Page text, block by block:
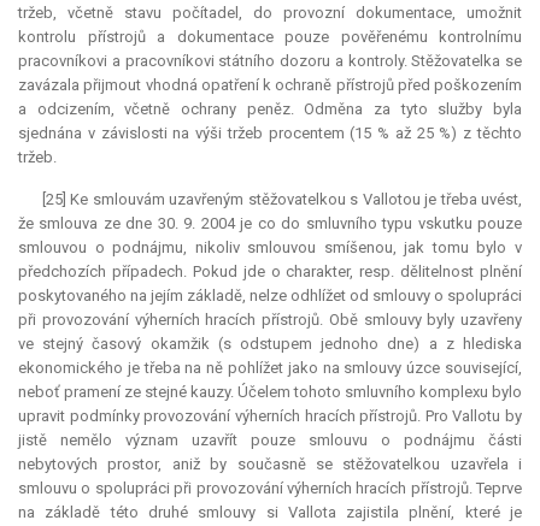
tržeb, včetně stavu počítadel, do provozní dokumentace, umožnit
kontrolu přístrojů a dokumentace pouze pověřenému kontrolnímu
pracovníkovi a pracovníkovi státního dozoru a kontroly. Stěžovatelka se
zavázala přijmout vhodná opatření k ochraně přístrojů před poškozením
a odcizením, včetně ochrany peněz. Odměna za tyto služby byla
sjednána v závislosti na výši tržeb procentem (15 % až 25 %) z těchto
tržeb.
[25] Ke smlouvám uzavřeným stěžovatelkou s Vallotou je třeba uvést,
že smlouva ze dne 30. 9. 2004 je co do smluvního typu vskutku pouze
smlouvou o podnájmu, nikoliv smlouvou smíšenou, jak tomu bylo v
předchozích případech. Pokud jde o charakter, resp. dělitelnost plnění
poskytovaného na jejím základě, nelze odhlížet od smlouvy o spolupráci
při provozování výherních hracích přístrojů. Obě smlouvy byly uzavřeny
ve stejný časový okamžik (s odstupem jednoho dne) a z hlediska
ekonomického je třeba na ně pohlížet jako na smlouvy úzce související,
neboť pramení ze stejné kauzy. Účelem tohoto smluvního komplexu bylo
upravit podmínky provozování výherních hracích přístrojů. Pro Vallotu by
jistě nemělo význam uzavřít pouze smlouvu o podnájmu části
nebytových prostor, aniž by současně se stěžovatelkou uzavřela i
smlouvu o spolupráci při provozování výherních hracích přístrojů. Teprve
na základě této druhé smlouvy si Vallota zajistila plnění, které je